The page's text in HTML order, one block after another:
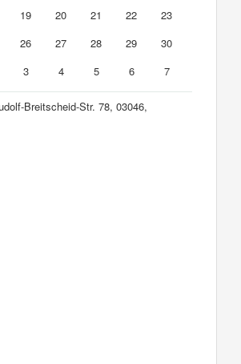
19 20 21 22
23
26 27 28 29
30
3 4 5 6 7
Breitscheid-Str. 78, 03046,